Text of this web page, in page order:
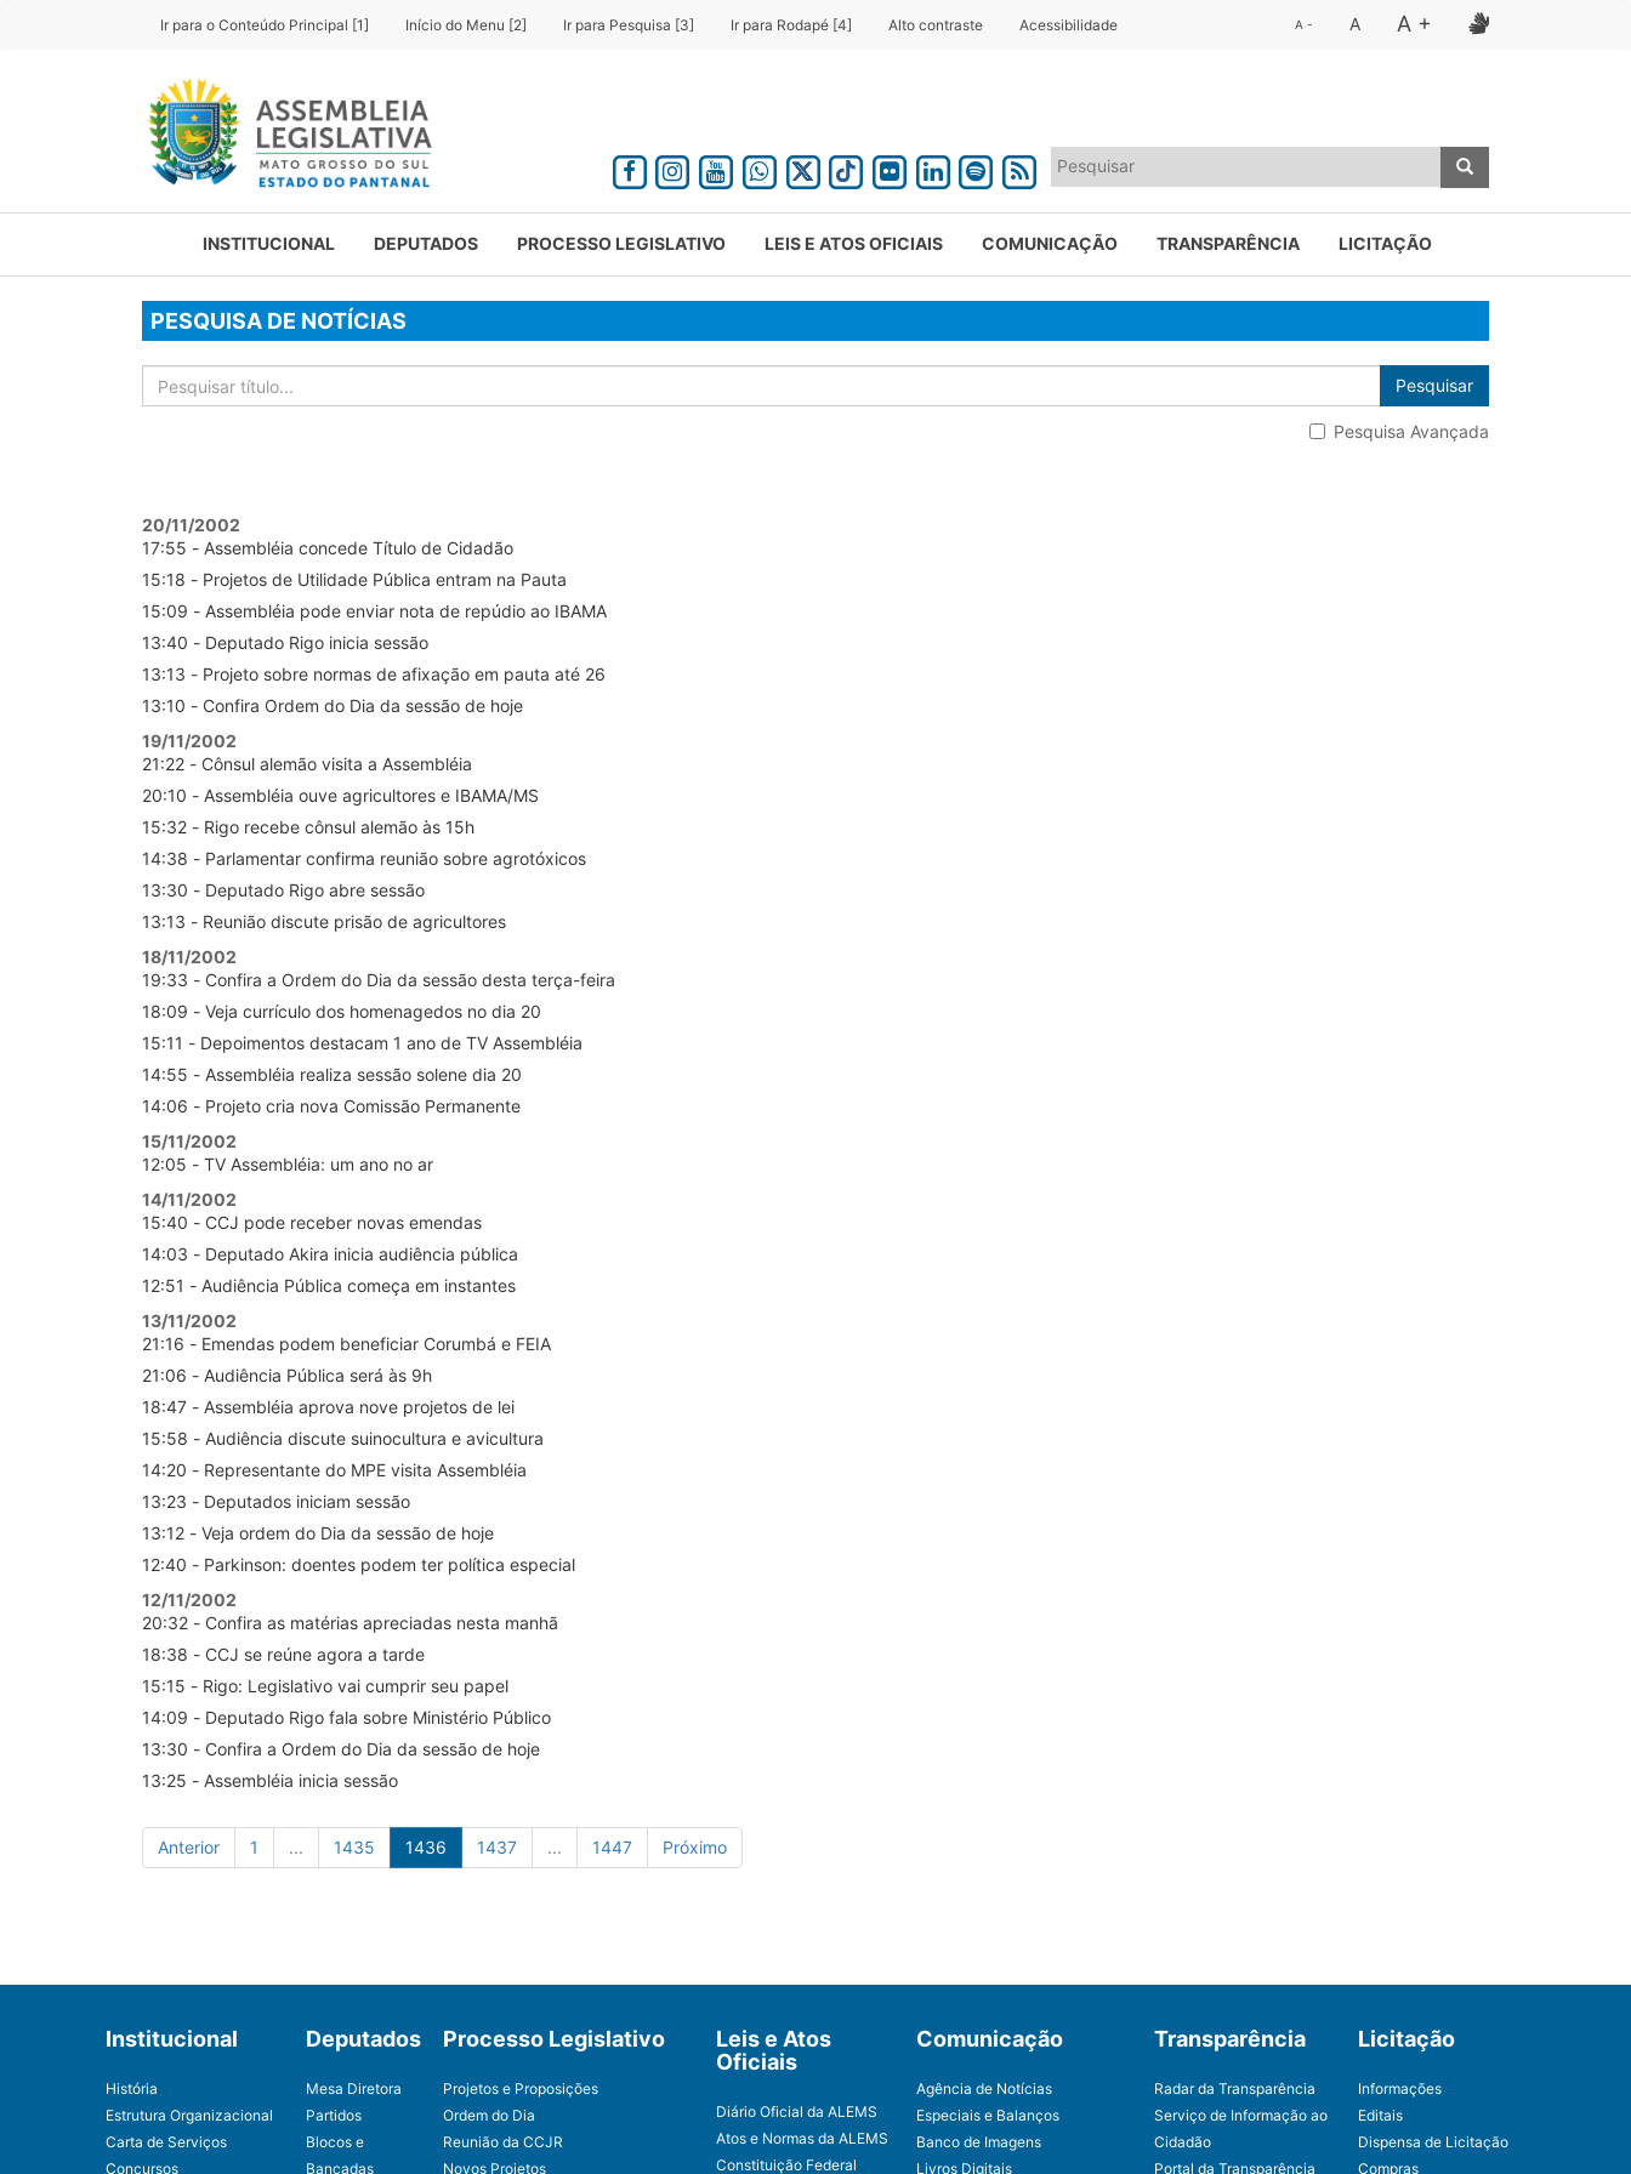
Ir para o Conteúdo Principal [1] Início do Menu [2] Ir para Pesquisa [3] Ir para Rodapé [4] Alto contraste Acessibilidade A - A A +
INSTITUCIONAL DEPUTADOS PROCESSO LEGISLATIVO LEIS E ATOS OFICIAIS COMUNICAÇÃO TRANSPARÊNCIA LICITAÇÃO
PESQUISA DE NOTÍCIAS
Pesquisar
Pesquisa Avançada
20/11/2002
17:55 - Assembléia concede Título de Cidadão
15:18 - Projetos de Utilidade Pública entram na Pauta
15:09 - Assembléia pode enviar nota de repúdio ao IBAMA
13:40 - Deputado Rigo inicia sessão
13:13 - Projeto sobre normas de afixação em pauta até 26
13:10 - Confira Ordem do Dia da sessão de hoje
19/11/2002
21:22 - Cônsul alemão visita a Assembléia
20:10 - Assembléia ouve agricultores e IBAMA/MS
15:32 - Rigo recebe cônsul alemão às 15h
14:38 - Parlamentar confirma reunião sobre agrotóxicos
13:30 - Deputado Rigo abre sessão
13:13 - Reunião discute prisão de agricultores
18/11/2002
19:33 - Confira a Ordem do Dia da sessão desta terça-feira
18:09 - Veja currículo dos homenagedos no dia 20
15:11 - Depoimentos destacam 1 ano de TV Assembléia
14:55 - Assembléia realiza sessão solene dia 20
14:06 - Projeto cria nova Comissão Permanente
15/11/2002
12:05 - TV Assembléia: um ano no ar
14/11/2002
15:40 - CCJ pode receber novas emendas
14:03 - Deputado Akira inicia audiência pública
12:51 - Audiência Pública começa em instantes
13/11/2002
21:16 - Emendas podem beneficiar Corumbá e FEIA
21:06 - Audiência Pública será às 9h
18:47 - Assembléia aprova nove projetos de lei
15:58 - Audiência discute suinocultura e avicultura
14:20 - Representante do MPE visita Assembléia
13:23 - Deputados iniciam sessão
13:12 - Veja ordem do Dia da sessão de hoje
12:40 - Parkinson: doentes podem ter política especial
12/11/2002
20:32 - Confira as matérias apreciadas nesta manhã
18:38 - CCJ se reúne agora a tarde
15:15 - Rigo: Legislativo vai cumprir seu papel
14:09 - Deputado Rigo fala sobre Ministério Público
13:30 - Confira a Ordem do Dia da sessão de hoje
13:25 - Assembléia inicia sessão
Anterior 1 ... 1435 1436 1437 ... 1447 Próximo
Institucional
História
Estrutura Organizacional
Carta de Serviços
Concursos
Deputados
Mesa Diretora
Partidos
Blocos e
Bancadas
Processo Legislativo
Projetos e Proposições
Ordem do Dia
Reunião da CCJR
Novos Projetos
Leis e Atos
Oficiais
Diário Oficial da ALEMS
Atos e Normas da ALEMS
Constituição Federal
Comunicação
Agência de Notícias
Especiais e Balanços
Banco de Imagens
Livros Digitais
Transparência
Radar da Transparência
Serviço de Informação ao
Cidadão
Portal da Transparência
Licitação
Informações
Editais
Dispensa de Licitação
Compras